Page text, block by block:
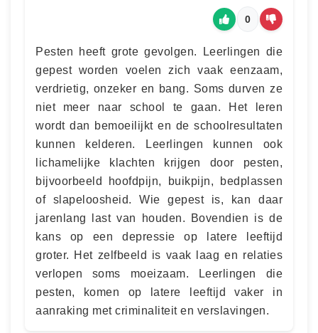
0
Pesten heeft grote gevolgen. Leerlingen die
gepest worden voelen zich vaak eenzaam,
verdrietig, onzeker en bang. Soms durven ze
niet meer naar school te gaan. Het leren
wordt dan bemoeilijkt en de schoolresultaten
kunnen kelderen. Leerlingen kunnen ook
lichamelijke klachten krijgen door pesten,
bijvoorbeeld hoofdpijn, buikpijn, bedplassen
of slapeloosheid. Wie gepest is, kan daar
jarenlang last van houden. Bovendien is de
kans op een depressie op latere leeftijd
groter. Het zelfbeeld is vaak laag en relaties
verlopen soms moeizaam. Leerlingen die
pesten, komen op latere leeftijd vaker in
aanraking met criminaliteit en verslavingen.